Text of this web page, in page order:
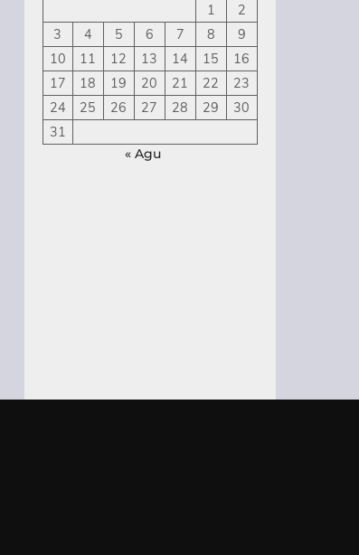
1
2
3
4 5 6 7 8
9
10
11 12 13 14 15
16
17
18 19 20 21 22
23
24
25 26 27 28 29
30
31
« Agu